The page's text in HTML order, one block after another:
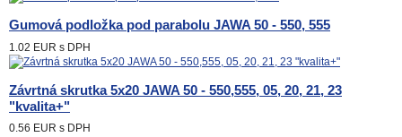
Gumová podložka pod parabolu JAWA 50 - 550, 555
1.02 EUR s DPH
Závrtná skrutka 5x20 JAWA 50 - 550,555, 05, 20, 21, 23
"kvalita+"
0.56 EUR s DPH